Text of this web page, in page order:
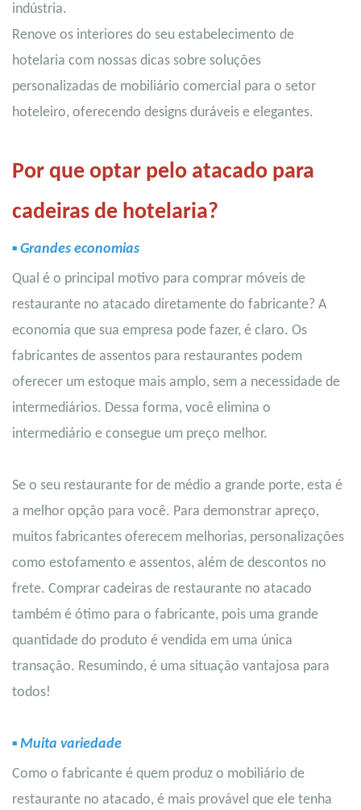
indústria.
Renove os interiores do seu estabelecimento de
hotelaria com nossas dicas sobre soluções
personalizadas de mobiliário comercial para o setor
hoteleiro, oferecendo designs duráveis ​​e elegantes.
Por que optar pelo atacado para
cadeiras de hotelaria?
▪ Grandes economias
Qual é o principal motivo para comprar móveis de
restaurante no atacado diretamente do fabricante? A
economia que sua empresa pode fazer, é claro. Os
fabricantes de assentos para restaurantes podem
oferecer um estoque mais amplo, sem a necessidade de
intermediários. Dessa forma, você elimina o
intermediário e consegue um preço melhor.
Se o seu restaurante for de médio a grande porte, esta é
a melhor opção para você. Para demonstrar apreço,
muitos fabricantes oferecem melhorias, personalizações
como estofamento e assentos, além de descontos no
frete. Comprar cadeiras de restaurante no atacado
também é ótimo para o fabricante, pois uma grande
quantidade do produto é vendida em uma única
transação. Resumindo, é uma situação vantajosa para
todos!
▪ Muita variedade
Como o fabricante é quem produz o mobiliário de
restaurante no atacado, é mais provável que ele tenha